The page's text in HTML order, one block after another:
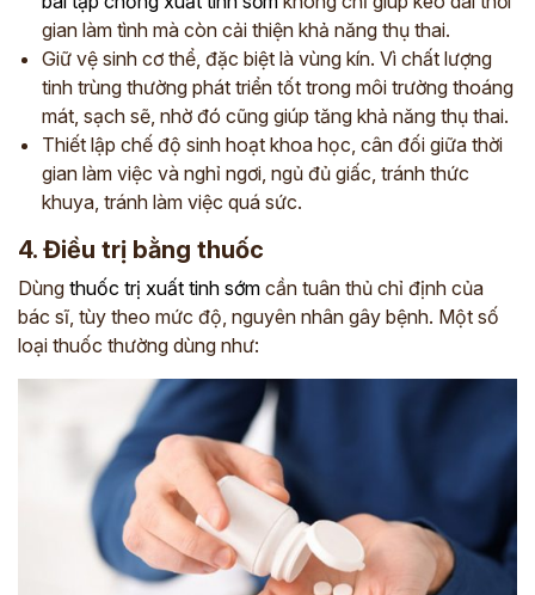
gian làm tình mà còn cải thiện khả năng thụ thai.
Giữ vệ sinh cơ thể, đặc biệt là vùng kín. Vì chất lượng
tinh trùng thường phát triển tốt trong môi trường thoáng
mát, sạch sẽ, nhờ đó cũng giúp tăng khả năng thụ thai.
Thiết lập chế độ sinh hoạt khoa học, cân đối giữa thời
gian làm việc và nghỉ ngơi, ngủ đủ giấc, tránh thức
khuya, tránh làm việc quá sức.
4. Điều trị bằng thuốc
Dùng thuốc trị xuất tinh sớm cần tuân thủ chỉ định của
bác sĩ, tùy theo mức độ, nguyên nhân gây bệnh. Một số
loại thuốc thường dùng như:
*
ĐĂNG KÝ TƯ VẤN »
ĐĂNG KÝ ĐẾN KHÁM TRỰC TIẾP
Thông tin của bạn được bảo mật và chỉ sử dụng cho mục đích tư vấn.